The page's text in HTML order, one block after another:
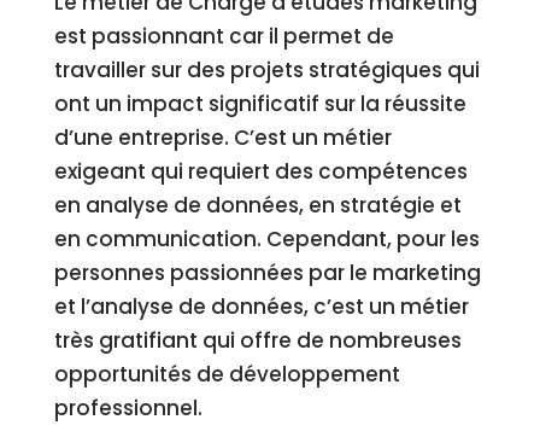
est passionnant car il permet de
travailler sur des projets stratégiques qui
ont un impact significatif sur la réussite
d’une entreprise. C’est un métier
exigeant qui requiert des compétences
en analyse de données, en stratégie et
en communication. Cependant, pour les
personnes passionnées par le marketing
et l’analyse de données, c’est un métier
très gratifiant qui offre de nombreuses
opportunités de développement
professionnel.